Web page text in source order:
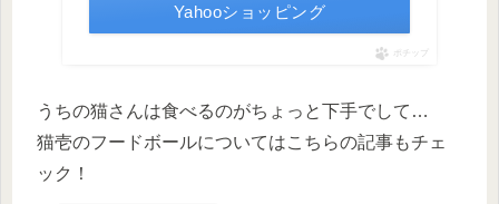
Yahooショッピング
ポチップ
うちの猫さんは食べるのがちょっと下手でして…
猫壱のフードボールについてはこちらの記事もチェ
ック！